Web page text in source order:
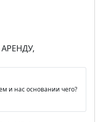
и нас основании чего?